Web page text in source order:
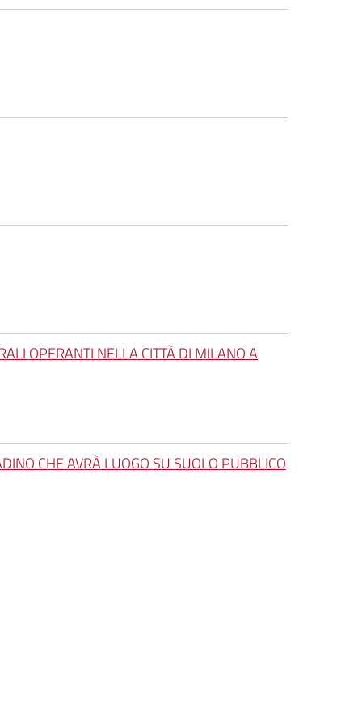
OPERANTI NELLA CITTÀ DI MILANO A
CHE AVRÀ LUOGO SU SUOLO PUBBLICO